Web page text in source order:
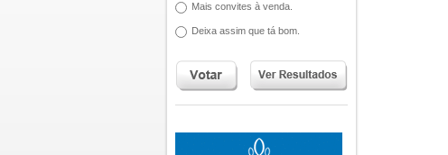
Mais convites à venda.
Deixa assim que tá bom.